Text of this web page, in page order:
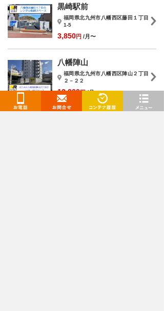
黒崎駅前
福岡県北九州市八幡西区藤田１丁目
1-5
3,850円 /月〜
八幡陣山
福岡県北九州市八幡西区陣山２丁目
２－２２
13,200円/月〜